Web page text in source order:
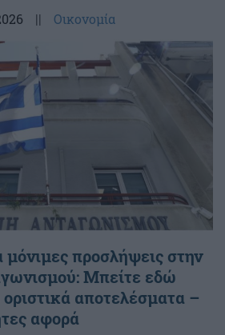
|| Οικονομία
προσλήψεις στην
Μπείτε εδώ
οριστικά αποτελέσματα –
αφορά